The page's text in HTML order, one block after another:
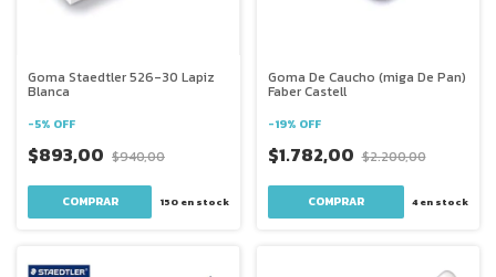
Goma Staedtler 526-30 Lapiz
Blanca
-5% OFF
$893,00 $940,00
150en stock
Goma De Caucho (miga De Pan)
Faber Castell
-19% OFF
$1.782,00 $2.200,00
4en stock